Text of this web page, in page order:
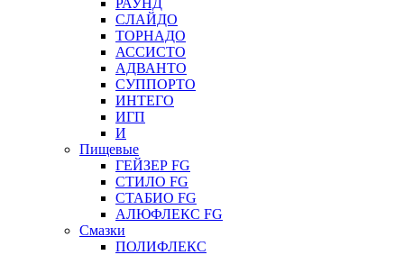
РАУНД
СЛАЙДО
ТОРНАДО
АССИСТО
АДВАНТО
СУППОРТО
ИНТЕГО
ИГП
И
Пищевые
ГЕЙЗЕР FG
СТИЛО FG
СТАБИО FG
АЛЮФЛЕКС FG
Смазки
ПОЛИФЛЕКС